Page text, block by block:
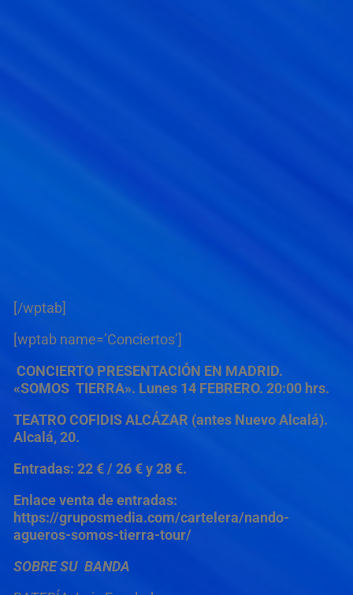
[/wptab]
[wptab name=’Conciertos’]
CONCIERTO PRESENTACIÓN EN MADRID.
«SOMOS TIERRA». Lunes 14 FEBRERO. 20:00 hrs.
TEATRO COFIDIS ALCÁZAR (antes Nuevo Alcalá).
Alcalá, 20.
Entradas: 22 € / 26 € y 28 €.
Enlace venta de entradas:
https://gruposmedia.com/cartelera/nando-
agueros-somos-tierra-tour/
SOBRE SU BANDA